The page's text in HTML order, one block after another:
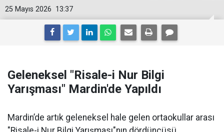
13:37
25 Mayıs 2026
Geleneksel "Risale-i Nur Bilgi
Yarışması" Mardin'de Yapıldı
Mardin’de artık geleneksel hale gelen ortaokullar arası